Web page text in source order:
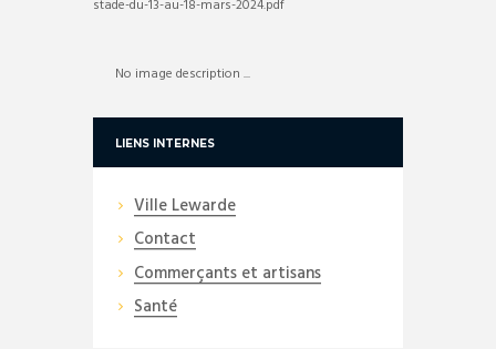
No image description ...
LIENS INTERNES
Ville Lewarde
Contact
Commerçants et artisans
Santé